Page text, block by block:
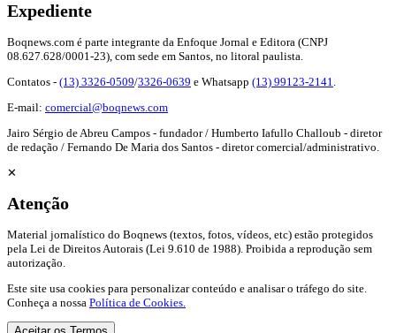
Expediente
Boqnews.com é parte integrante da Enfoque Jornal e Editora (CNPJ
08.627.628/0001-23), com sede em Santos, no litoral paulista.
Contatos - (13) 3326-0509/3326-0639 e Whatsapp (13) 99123-2141
E-mail: comercial@boqnews.com
Jairo Sérgio de Abreu Campos - fundador / Humberto Iafullo Challoub - diretor
de redação / Fernando De Maria dos Santos - diretor comercial/administrativo.
✕
Atenção
Material jornalístico do Boqnews (textos, fotos, vídeos, etc) estão protegidos
pela Lei de Direitos Autorais (Lei 9.610 de 1988). Proibida a reprodução sem
autorização.
Este site usa cookies para personalizar conteúdo e analisar o tráfego do site.
Conheça a nossa Política de Cookies.